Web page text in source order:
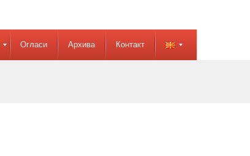
Огласи Архива Контакт